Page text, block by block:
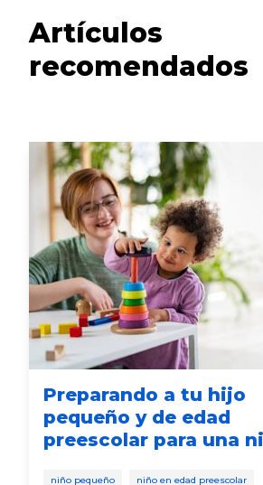
Artículos
recomendados
Preparando a tu hijo
pequeño y de edad
preescolar para una
niño pequeño niño en edad preescolar